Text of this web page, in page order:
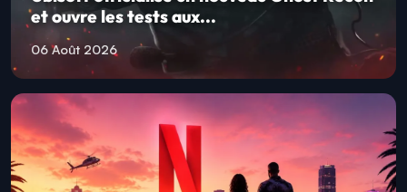
et ouvre les tests aux...
06 Août 2026